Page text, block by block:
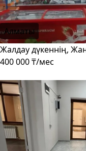
Алматы
Жалдау дүкеннің,
400 000 ₸/мес